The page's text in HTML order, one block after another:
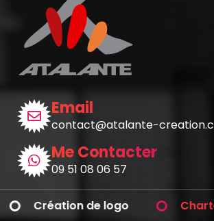
Email
contact@atalante-
Me Contacter
09 51 08 06 57
Création de logo Charte